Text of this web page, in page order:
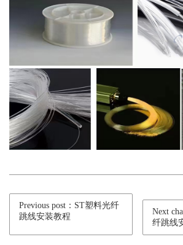
Previous post：ST塑料光纤
跳线安装教程
Next
纤跳线